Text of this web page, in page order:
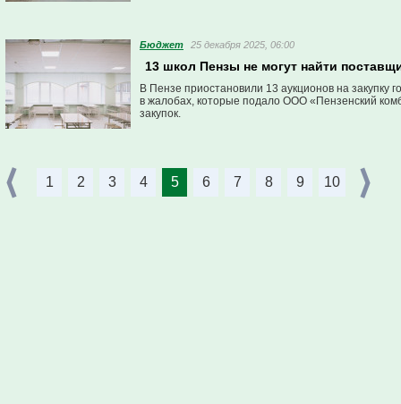
Бюджет 25 декабря 2025, 06:00
13 школ Пензы не могут найти
В Пензе приостановили 13 аукционов на закупку
в жалобах, которые подало ООО «Пензенский
закупок.
1 2 3 4 5 6 7 8 9 10